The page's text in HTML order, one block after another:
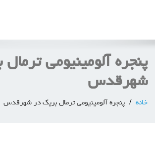
پنجره آلومینیومی
شهرقدس
خانه پنجره آلومینیومی ترمال بریک در شهرقدس